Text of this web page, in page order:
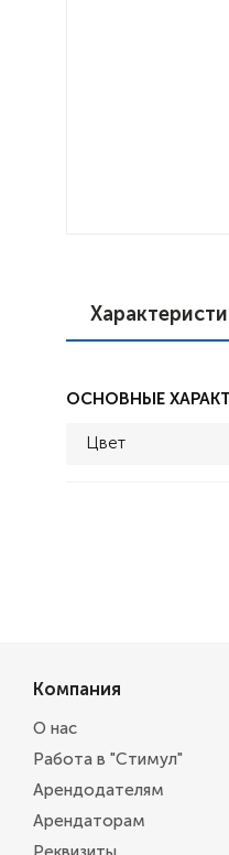
ОСНОВНЫЕ
Цвет
Компания
О нас
Работа в "Стимул"
Арендодателям
Арендаторам